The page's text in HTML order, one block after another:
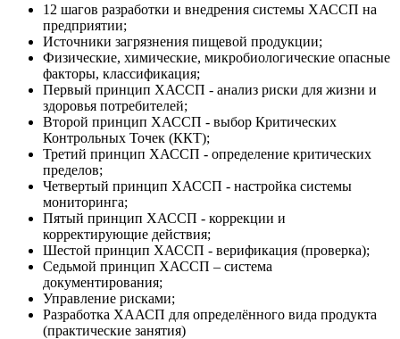
12 шагов разработки и внедрения системы ХАССП на
предприятии;
Источники загрязнения пищевой продукции;
Физические, химические, микробиологические опасные
факторы, классификация;
Первый принцип ХАССП - анализ риски для жизни и
здоровья потребителей;
Второй принцип ХАССП - выбор Критических
Контрольных Точек (ККТ);
Третий принцип ХАССП - определение критических
пределов;
Четвертый принцип ХАССП - настройка системы
мониторинга;
Пятый принцип ХАССП - коррекции и
корректирующие действия;
Шестой принцип ХАССП - верификация (проверка);
Седьмой принцип ХАССП – система
документирования;
Управление рисками;
Разработка ХААСП для определённого вида продукта
(практические занятия)